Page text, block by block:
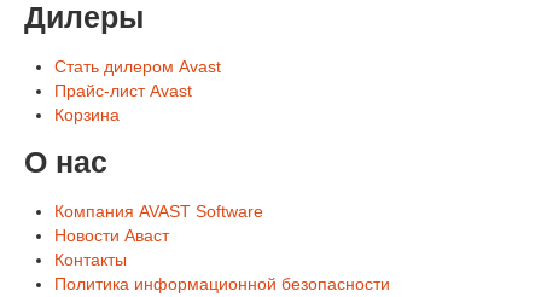
Дилеры
Стать дилером Avast
Прайс-лист Avast
Корзина
О нас
Компания AVAST Software
Новости Аваст
Контакты
Политика информационной безопасности